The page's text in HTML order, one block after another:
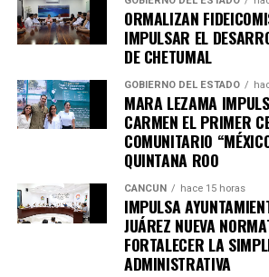
Recibe las noticias
Únete al canal oficial de
Quinto Podery recibe las
importantes de Quintana Roo
en tu teléfono.
Unirme al canal de
ORMALIZAN
IMPULSAR EL
DE CHETUMAL
GOBIERNO DEL ESTADO
MARA LEZAMA
CARMEN EL PRIMER
COMUNITARIO
QUINTANA ROO
CANCÚN hace 15 horas
IMPULSA
JUÁREZ NUEVA
FORTALECER LA
ADMINISTRATIVA